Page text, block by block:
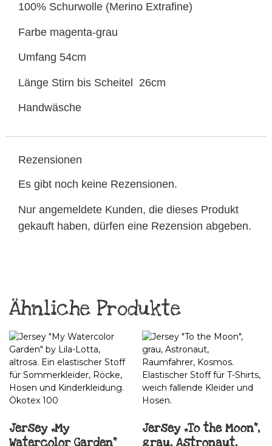
100% Schurwolle (Merino Extrafine)
Farbe magenta-grau
Umfang 54cm
Länge Stirn bis Scheitel 26cm
Handwäsche
Rezensionen
Es gibt noch keine Rezensionen.
Nur angemeldete Kunden, die dieses Produkt
gekauft haben, dürfen eine Rezension abgeben.
Ähnliche Produkte
Jersey „My
Jersey „To the Moon“,